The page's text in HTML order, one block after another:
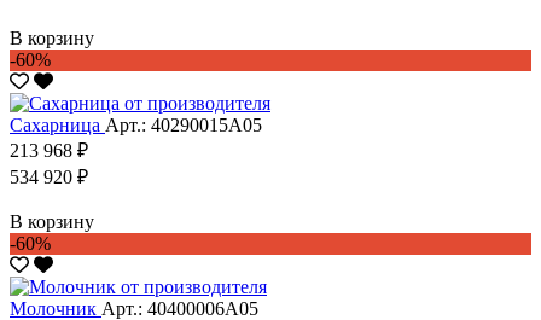
В корзину
-60%
Сахарница Арт.: 40290015А05
213 968 ₽
534 920 ₽
В корзину
-60%
Молочник Арт.: 40400006А05